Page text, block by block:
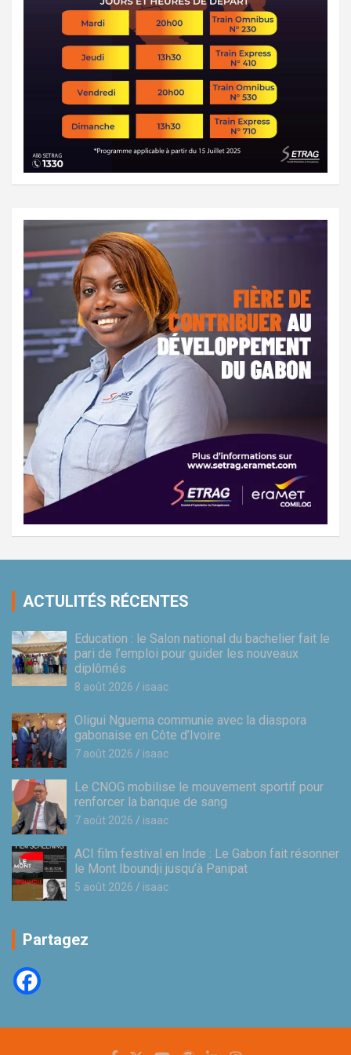
ACTULITÉS RÉCENTES
Education : le Salon national du bachelier fait le
pari de l’emploi pour guider les nouveaux
diplômés
8 août 2026 isaac
Oligui Nguema communie avec la diaspora
gabonaise en Côte d’Ivoire
7 août 2026 isaac
Le CNOG mobilise le mouvement sportif pour
renforcer la banque de sang
7 août 2026 isaac
ACI film festival en Inde : Le Gabon fait résonner
le Mont Iboundji jusqu’à Panipat
5 août 2026 isaac
Partagez